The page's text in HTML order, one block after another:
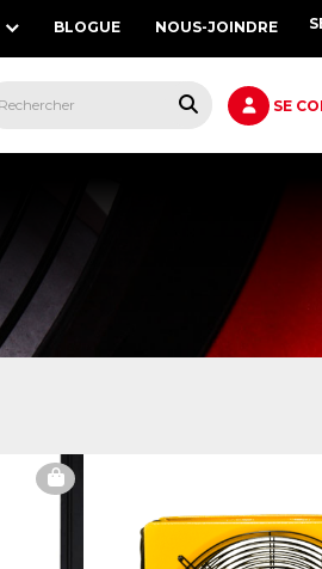
BLOGUE NOUS-JOINDRE
SE